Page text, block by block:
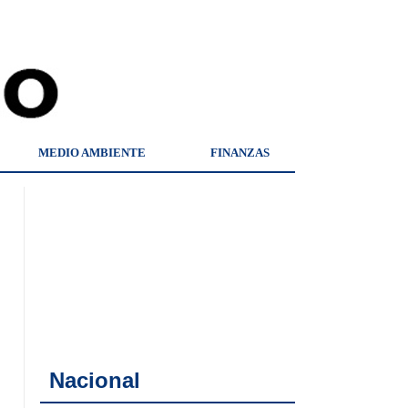
MEDIO AMBIENTE FINANZAS
Nacional